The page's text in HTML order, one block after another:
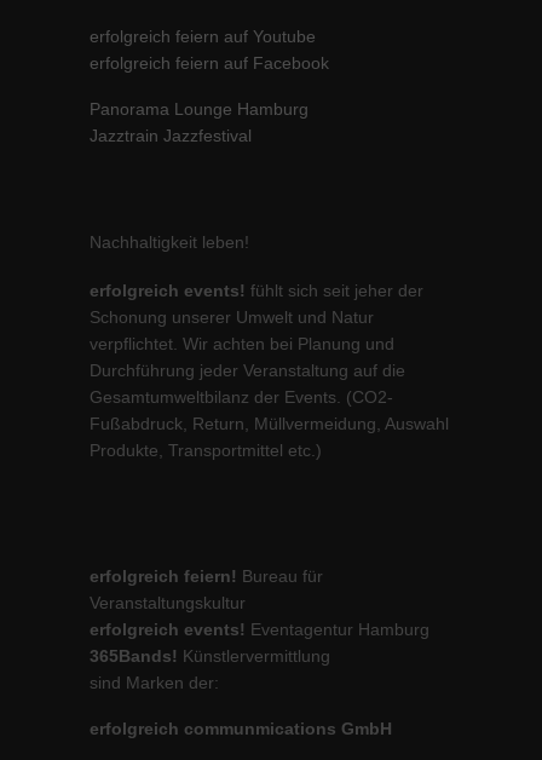
erfolgreich feiern auf Youtube
erfolgreich feiern auf Facebook
Panorama Lounge Hamburg
Jazztrain Jazzfestival
Nachhaltigkeit leben!
erfolgreich events! fühlt sich seit jeher der
Schonung unserer Umwelt und Natur
verpflichtet. Wir achten bei Planung und
Durchführung jeder Veranstaltung auf die
Gesamtumweltbilanz der Events. (CO2-
Fußabdruck, Return, Müllvermeidung, Auswahl
Produkte, Transportmittel etc.)
erfolgreich feiern! Bureau für
Veranstaltungskultur
erfolgreich events! Eventagentur Hamburg
365Bands! Künstlervermittlung
sind Marken der:
erfolgreich communmications GmbH